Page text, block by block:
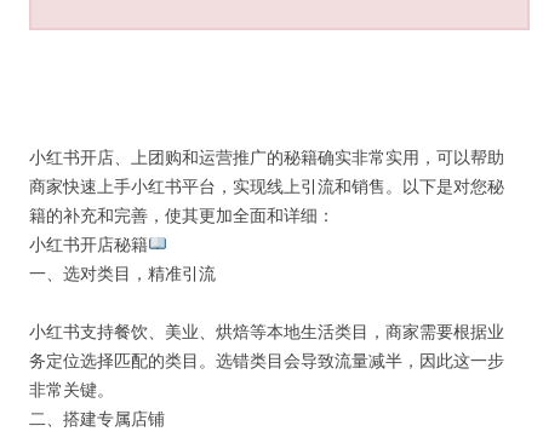
小红书开店、上团购和运营推广的秘籍确实非常实用，可以帮助
商家快速上手小红书平台，实现线上引流和销售。以下是对您秘
籍的补充和完善，使其更加全面和详细：
小红书开店秘籍
一、选对类目，精准引流
小红书支持餐饮、美业、烘焙等本地生活类目，商家需要根据业
务定位选择匹配的类目。选错类目会导致流量减半，因此这一步
非常关键。
二、搭建专属店铺